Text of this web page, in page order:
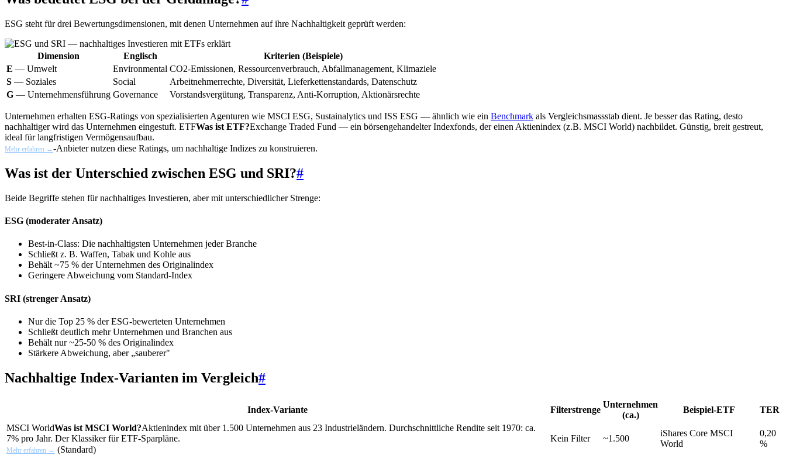
ESG steht für drei Bewertungsdimensionen, mit denen Unternehmen auf ihre Nachhaltigkeit geprüft werden:
Dimension Englisch
Kriterien (Beispiele)
E — Umwelt Environmental CO2-Emissionen, Ressourcenverbrauch, Abfallmanagement, Klimaziele
S — Soziales Social
Arbeitnehmerrechte, Diversität, Lieferkettenstandards, Datenschutz
G — Unternehmensführung Governance Vorstandsvergütung, Transparenz, Anti-Korruption, Aktionärsrechte
Unternehmen erhalten ESG-Ratings von spezialisierten Agenturen wie MSCI ESG, Sustainalytics und ISS ESG — ähnlich wie ein Benchmark als Vergleichsmassstab dient. Je besser das Rating, desto
nachhaltiger wird das Unternehmen eingestuft. ETFWas ist ETF?Exchange Traded Fund — ein börsengehandelter Indexfonds, der einen Aktienindex (z.B. MSCI World) nachbildet. Günstig, breit gestreut,
ideal für langfristigen Vermögensaufbau.
Mehr erfahren →-Anbieter nutzen diese Ratings, um nachhaltige Indizes zu konstruieren.
Was ist der Unterschied zwischen ESG und SRI?#
Beide Begriffe stehen für nachhaltiges Investieren, aber mit unterschiedlicher Strenge:
ESG (moderater Ansatz)
Best-in-Class: Die nachhaltigsten Unternehmen jeder Branche
Schließt z. B. Waffen, Tabak und Kohle aus
Behält ~75 % der Unternehmen des Originalindex
Geringere Abweichung vom Standard-Index
SRI (strenger Ansatz)
Nur die Top 25 % der ESG-bewerteten Unternehmen
Schließt deutlich mehr Unternehmen und Branchen aus
Behält nur ~25-50 % des Originalindex
Stärkere Abweichung, aber „sauberer"
Nachhaltige Index-Varianten im Vergleich#
Index-Variante Filterstrenge
Unternehmen
(ca.)
Beispiel-ETF
TER
MSCI WorldWas ist MSCI World?Aktienindex mit über 1.500 Unternehmen aus 23 Industrieländern. Durchschnittliche Rendite seit 1970: ca.
7% pro Jahr. Der Klassiker für ETF-Sparpläne.
Mehr erfahren → (Standard)
Kein Filter ~1.500
iShares Core MSCI
World
0,20
%